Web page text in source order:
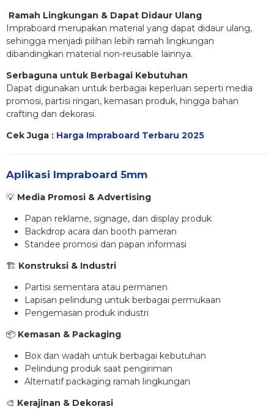
Ramah Lingkungan & Dapat Didaur Ulang
Impraboard merupakan material yang dapat didaur ulang,
sehingga menjadi pilihan lebih ramah lingkungan
dibandingkan material non-reusable lainnya.
Serbaguna untuk Berbagai Kebutuhan
Dapat digunakan untuk berbagai keperluan seperti media
promosi, partisi ringan, kemasan produk, hingga bahan
crafting dan dekorasi.
Cek Juga : Harga Impraboard Terbaru 2025
Aplikasi Impraboard 5mm
💡 Media Promosi & Advertising
Papan reklame, signage, dan display produk
Backdrop acara dan booth pameran
Standee promosi dan papan informasi
🏗 Konstruksi & Industri
Partisi sementara atau permanen
Lapisan pelindung untuk berbagai permukaan
Pengemasan produk industri
📦 Kemasan & Packaging
Box dan wadah untuk berbagai kebutuhan
Pelindung produk saat pengiriman
Alternatif packaging ramah lingkungan
🎨 Kerajinan & Dekorasi